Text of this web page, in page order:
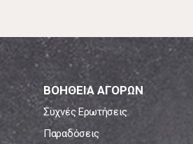
ΒΟΗΘΕΙΑ ΑΓΟΡΩΝ
Συχνές Ερωτήσεις
Παραδόσεις